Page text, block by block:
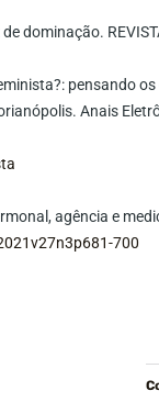
dominação.
pensando
Anais
agência e
700